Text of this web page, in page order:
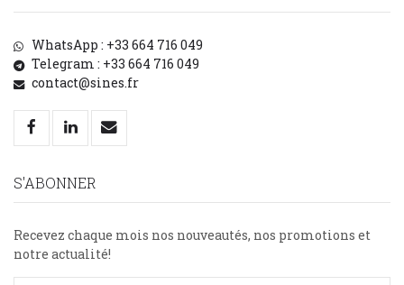
WhatsApp : +33 664 716 049
Telegram : +33 664 716 049
contact@sines.fr
S'ABONNER
Recevez chaque mois nos nouveautés, nos promotions et
notre actualité!